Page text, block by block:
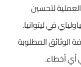
لتحسين
في ليتوانيا.
الوثائق المطلوبة
أي أخطاء.